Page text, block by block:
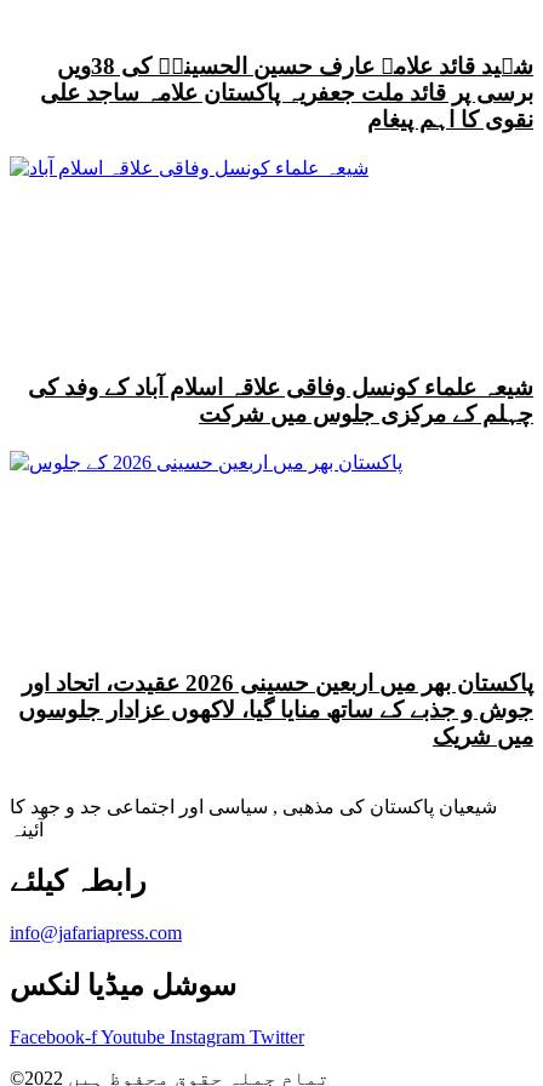
شہید قائد علامہ عارف حسین الحسینیؒ کی 38ویں
برسی پر قائد ملت جعفریہ پاکستان علامہ ساجد علی
نقوی کا اہم پیغام
شیعہ علماء کونسل وفاقی علاقہ اسلام آباد کے وفد کی
چہلم کے مرکزی جلوس میں شرکت
پاکستان بھر میں اربعین حسینی 2026 عقیدت، اتحاد اور
جوش و جذبے کے ساتھ منایا گیا، لاکھوں عزادار جلوسوں
میں شریک
شیعیان پاکستان کی مذهبی , سیاسی اور اجتماعی جد و جهد کا
آئینہ
info@jafariapress.com​
سوشل میڈیا لنکس
Facebook-fYoutube Instagram Twitter
©2022 تمام جملہ حقوق محفوظ ہیں